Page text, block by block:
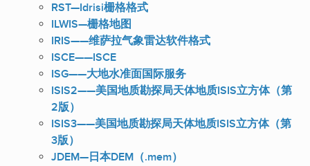
RST—Idrisi栅格格式
ILWIS—栅格地图
IRIS——维萨拉气象雷达软件格式
ISCE——ISCE
ISG——大地水准面国际服务
ISIS2——美国地质勘探局天体地质ISIS立方体（第
2版）
ISIS3——美国地质勘探局天体地质ISIS立方体（第
3版）
JDEM—日本DEM（.mem）